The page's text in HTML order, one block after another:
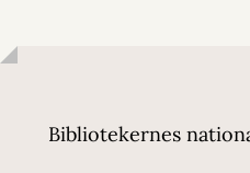
Bibliotekernes